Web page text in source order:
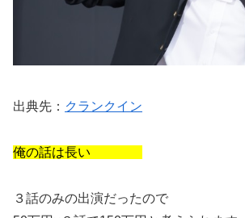
出典先： クランクイン
俺の話は長い
３話のみの出演だったので